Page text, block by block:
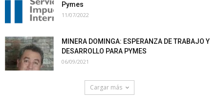
Pymes
11/07/2022
MINERA DOMINGA: ESPERANZA DE TRABAJO Y
DESARROLLO PARA PYMES
06/09/2021
Cargar más